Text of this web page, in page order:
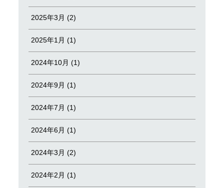
2025年3月 (2)
2025年1月 (1)
2024年10月 (1)
2024年9月 (1)
2024年7月 (1)
2024年6月 (1)
2024年3月 (2)
2024年2月 (1)